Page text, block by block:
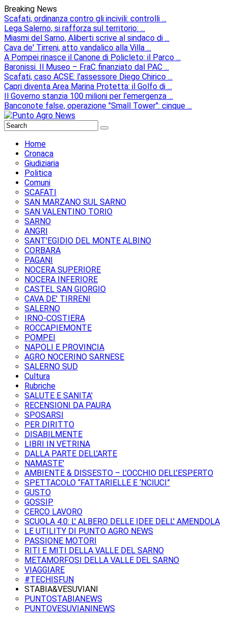
Breaking News
Scafati, ordinanza contro gli incivili: controlli ...
Lega Salerno, si rafforza sul territorio: ...
Miasmi del Sarno, Aliberti scrive al sindaco di ...
Cava de' Tirreni, atto vandalico alla Villa ...
A Pompei rinasce il Canone di Policleto: il Parco ...
Baronissi. Il Museo – FraC finanziato dal PAC ...
Scafati, caso ACSE: l'assessore Diego Chirico ...
Capri diventa Area Marina Protetta: il Golfo di ...
Il Governo stanzia 100 milioni per l'emergenza ...
Banconote false, operazione "Small Tower": cinque ...
Home
Cronaca
Giudiziaria
Politica
Comuni
SCAFATI
SAN MARZANO SUL SARNO
SAN VALENTINO TORIO
SARNO
ANGRI
SANT'EGIDIO DEL MONTE ALBINO
CORBARA
PAGANI
NOCERA SUPERIORE
NOCERA INFERIORE
CASTEL SAN GIORGIO
CAVA DE' TIRRENI
SALERNO
IRNO-COSTIERA
ROCCAPIEMONTE
POMPEI
NAPOLI E PROVINCIA
AGRO NOCERINO SARNESE
SALERNO SUD
Cultura
Rubriche
SALUTE E SANITA'
RECENSIONI DA PAURA
SPOSARSI
PER DIRITTO
DISABILMENTE
LIBRI IN VETRINA
DALLA PARTE DELL'ARTE
NAMASTE'
AMBIENTE & DISSESTO – L’OCCHIO DELL’ESPERTO
SPETTACOLO “FATTARIELLE E ‘NCIUCI”
GUSTO
GOSSIP
CERCO LAVORO
SCUOLA 4.0: L' ALBERO DELLE IDEE DELL' AMENDOLA
LE UTILITY DI PUNTO AGRO NEWS
PASSIONE MOTORI
RITI E MITI DELLA VALLE DEL SARNO
METAMORFOSI DELLA VALLE DEL SARNO
VIAGGIARE
#TECHISFUN
STABIA&VESUVIANI
PUNTOSTABIANEWS
PUNTOVESUVIANINEWS